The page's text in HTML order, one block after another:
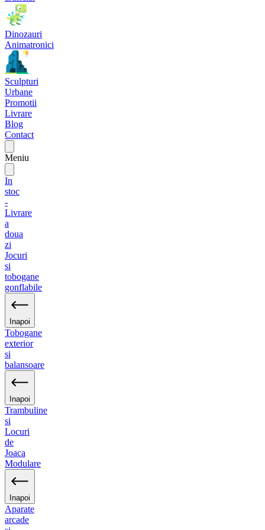
Dinozauri
Animatronici
Sculpturi
Urbane
Promotii
Livrare
Blog
Contact
Meniu
In
stoc
-
Livrare
a
doua
zi
Jocuri
si
tobogane
gonflabile
Inapoi
Tobogane
exterior
si
balansoare
Inapoi
Trambuline
si
Locuri
de
Joaca
Modulare
Inapoi
Aparate
arcade